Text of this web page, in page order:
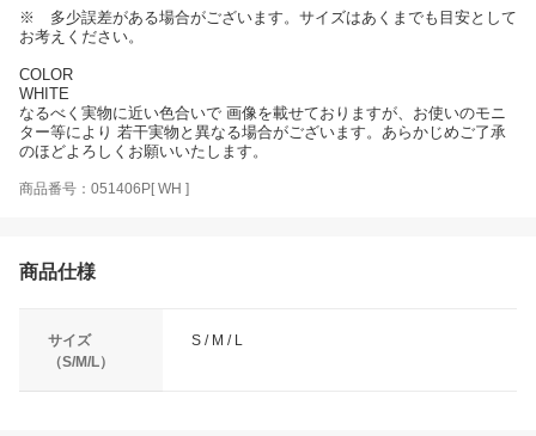
※ 多少誤差がある場合がございます。サイズはあくまでも目安として
お考えください。
COLOR
WHITE
なるべく実物に近い色合いで 画像を載せておりますが、お使いのモニ
ター等により 若干実物と異なる場合がございます。あらかじめご了承
のほどよろしくお願いいたします。
商品番号：051406P[ WH ]
商品仕様
サイズ
（S/M/L）
S / M / L